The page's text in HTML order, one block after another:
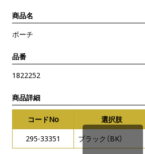
商品名
ポーチ
品番
1822252
商品詳細
コードNo 選択肢
295-33351
ブラック（BK）